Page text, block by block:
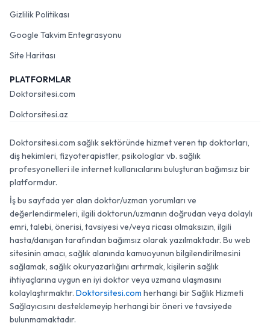
Gizlilik Politikası
Google Takvim Entegrasyonu
Site Haritası
PLATFORMLAR
Doktorsitesi.com
Doktorsitesi.az
Doktorsitesi.com sağlık sektöründe hizmet veren tıp doktorları,
diş hekimleri, fizyoterapistler, psikologlar vb. sağlık
profesyonelleri ile internet kullanıcılarını buluşturan bağımsız bir
platformdur.
İş bu sayfada yer alan doktor/uzman yorumları ve
değerlendirmeleri, ilgili doktorun/uzmanın doğrudan veya dolaylı
emri, talebi, önerisi, tavsiyesi ve/veya ricası olmaksızın, ilgili
hasta/danışan tarafından bağımsız olarak yazılmaktadır. Bu web
sitesinin amacı, sağlık alanında kamuoyunun bilgilendirilmesini
sağlamak, sağlık okuryazarlığını artırmak, kişilerin sağlık
ihtiyaçlarına uygun en iyi doktor veya uzmana ulaşmasını
kolaylaştırmaktır. Doktorsitesi.com herhangi bir Sağlık Hizmeti
Sağlayıcısını desteklemeyip herhangi bir öneri ve tavsiyede
bulunmamaktadır.